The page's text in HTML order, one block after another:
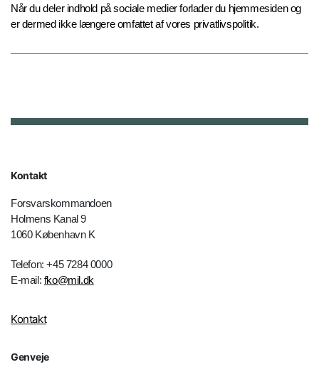
Når du deler indhold på sociale medier forlader du hjemmesiden og
er dermed ikke længere omfattet af vores privatlivspolitik.
Kontakt
Forsvarskommandoen
Holmens Kanal 9
1060 København K
Telefon: +45 7284 0000
E-mail: fko@mil.dk
Kontakt
Genveje